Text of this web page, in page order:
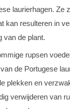
laurierhagen. Ze
kan resulteren in
van de plant.
rupsen
de Portugese
plekken en
verwijderen van